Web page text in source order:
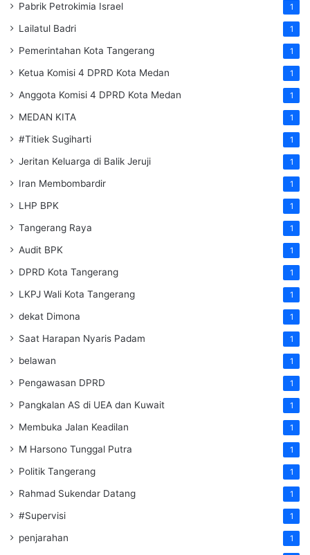
Pabrik Petrokimia Israel 1
Lailatul Badri 1
Pemerintahan Kota Tangerang 1
Ketua Komisi 4 DPRD Kota Medan 1
Anggota Komisi 4 DPRD Kota Medan 1
MEDAN KITA 1
#Titiek Sugiharti 1
Jeritan Keluarga di Balik Jeruji 1
Iran Membombardir 1
LHP BPK 1
Tangerang Raya 1
Audit BPK 1
DPRD Kota Tangerang 1
LKPJ Wali Kota Tangerang 1
dekat Dimona 1
Saat Harapan Nyaris Padam 1
belawan 1
Pengawasan DPRD 1
Pangkalan AS di UEA dan Kuwait 1
Membuka Jalan Keadilan 1
M Harsono Tunggal Putra 1
Politik Tangerang 1
Rahmad Sukendar Datang 1
#Supervisi 1
penjarahan 1